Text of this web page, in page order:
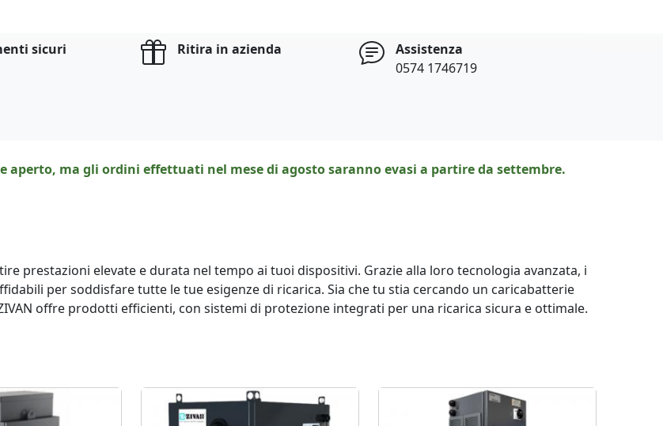
sicuri Ritira in azienda
Assistenza
0574 1746719
ma gli ordini effettuati nel mese di agosto saranno evasi a partire da settembre.
prestazioni elevate e durata nel tempo ai tuoi dispositivi. Grazie alla loro tecnologia avanzata, i
per soddisfare tutte le tue esigenze di ricarica. Sia che tu stia cercando un caricabatterie
offre prodotti efficienti, con sistemi di protezione integrati per una ricarica sicura e ottimale.